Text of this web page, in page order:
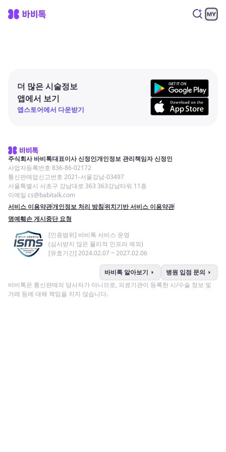
더 많은 시술정보
앱에서 보기
앱스토어에서 다운받기
주식회사 바비톡대표이사 신정인개인정보 관리책임자 신정인
사업자등록번호 836-86-02172
통신판매업신고번호 2021-서울강남-03497
서울특별시 서초구 강남대로 363 363강남타워 11층
이메일 cs@babitalk.com
서비스 이용약관개인정보 처리 방침위치기반 서비스 이용약관
명예훼손 게시중단 요청
[인증범위] 바비톡 서비스 운영
(심사받지 않은 물리적 인프라 제외)
[유효기간] 2024.02.07 ~ 2027.02.06
바비톡 알아보기 arrow_right 병원 입점 문의 arrow_right
바비톡은 통신판매의 당사자가 아니므로, 의료기관이 등록한 시/수술 정보 및
거래 등에 대해 책임을 지지 않습니다.